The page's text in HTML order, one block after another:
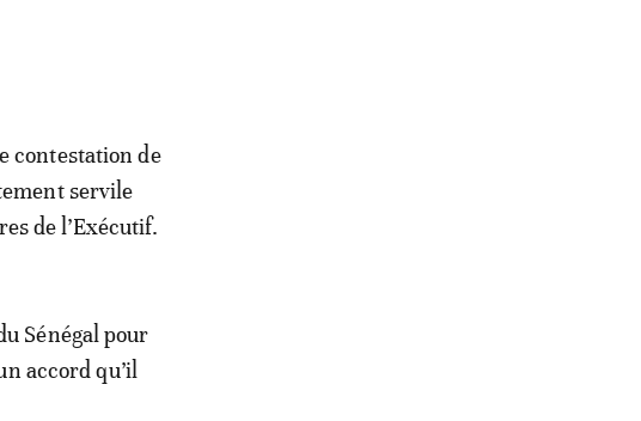
contestation de
servile
de l’Exécutif.
Sénégal pour
accord qu’il